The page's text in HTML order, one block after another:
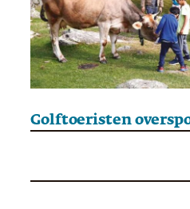
Golftoeristen